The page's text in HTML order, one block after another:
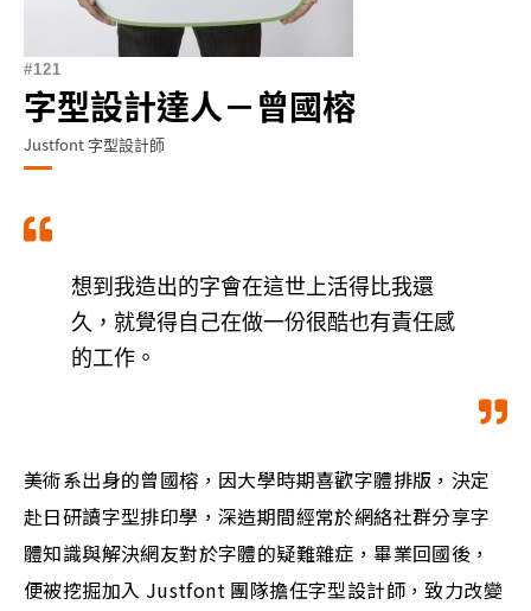
121
字型設計達人－曾國榕
Justfont 字型設計師
想到我造出的字會在這世上活得比我還
久，就覺得自己在做一份很酷也有責任感
的工作。
美術系出身的曾國榕，因大學時期喜歡字體排版，決定
赴日研讀字型排印學，深造期間經常於網絡社群分享字
體知識與解決網友對於字體的疑難雜症，畢業回國後，
便被挖掘加入 Justfont 團隊擔任字型設計師，致力改變